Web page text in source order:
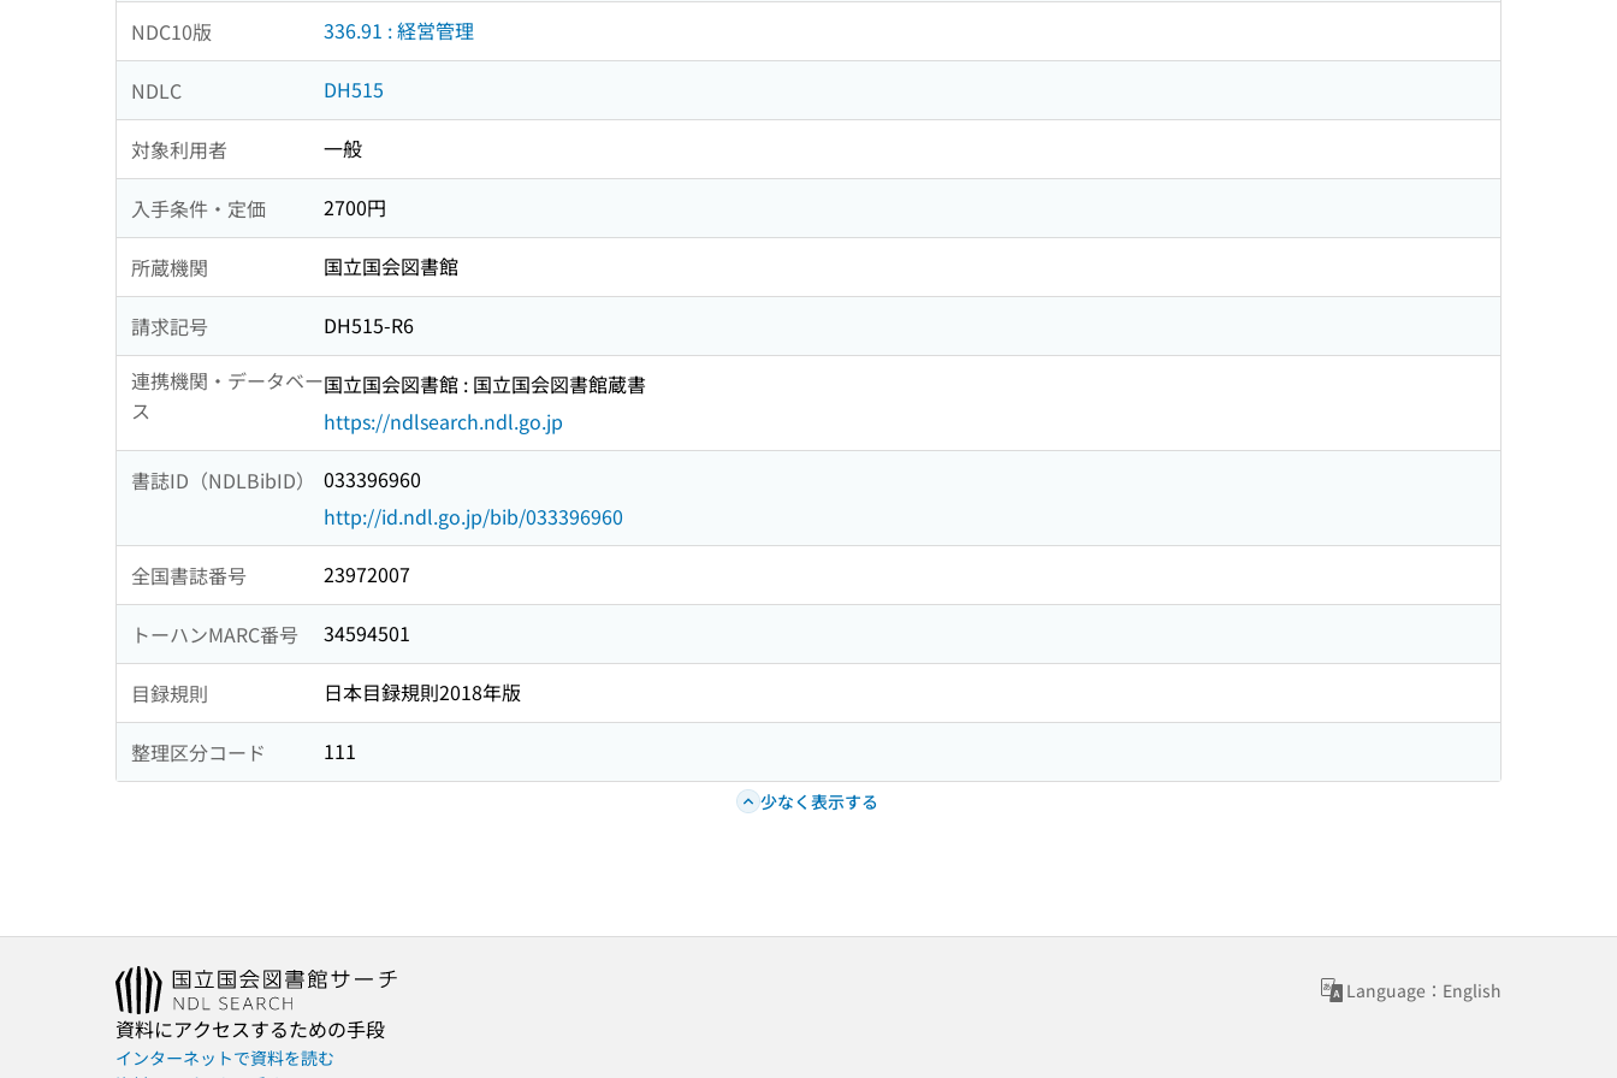
NDC10版 336.91 : 経営管理
NDLC DH515
対象利用者 一般
入手条件・定価 2700円
所蔵機関 国立国会図書館
請求記号
DH515-R6
連携機関・データベー
ス
国立国会図書館 : 国立国会図書館蔵書
https://ndlsearch.ndl.go.jp
書誌ID（NDLBibID）
033396960
http://id.ndl.go.jp/bib/033396960
全国書誌番号 23972007
トーハンMARC番号 34594501
目録規則 日本目録規則2018年版
整理区分コード 111
少なく表示する
Language：English
資料にアクセスするための手段
インターネットで資料を読む